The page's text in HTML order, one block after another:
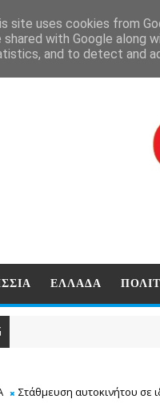
ΕΛΛΑΔΑ
Στάθμευση αυτοκινήτου σε
site uses cookies from
shared with Google along
and to detect and